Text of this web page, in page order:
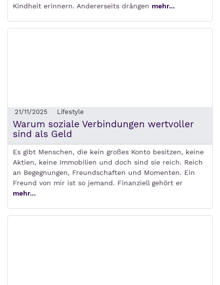
Kindheit erinnern. Andererseits drängen mehr...
21/11/2025 Lifestyle
Warum soziale Verbindungen wertvoller
sind als Geld
Es gibt Menschen, die kein großes Konto besitzen, keine
Aktien, keine Immobilien und doch sind sie reich. Reich
an Begegnungen, Freundschaften und Momenten. Ein
Freund von mir ist so jemand. Finanziell gehört er
mehr...